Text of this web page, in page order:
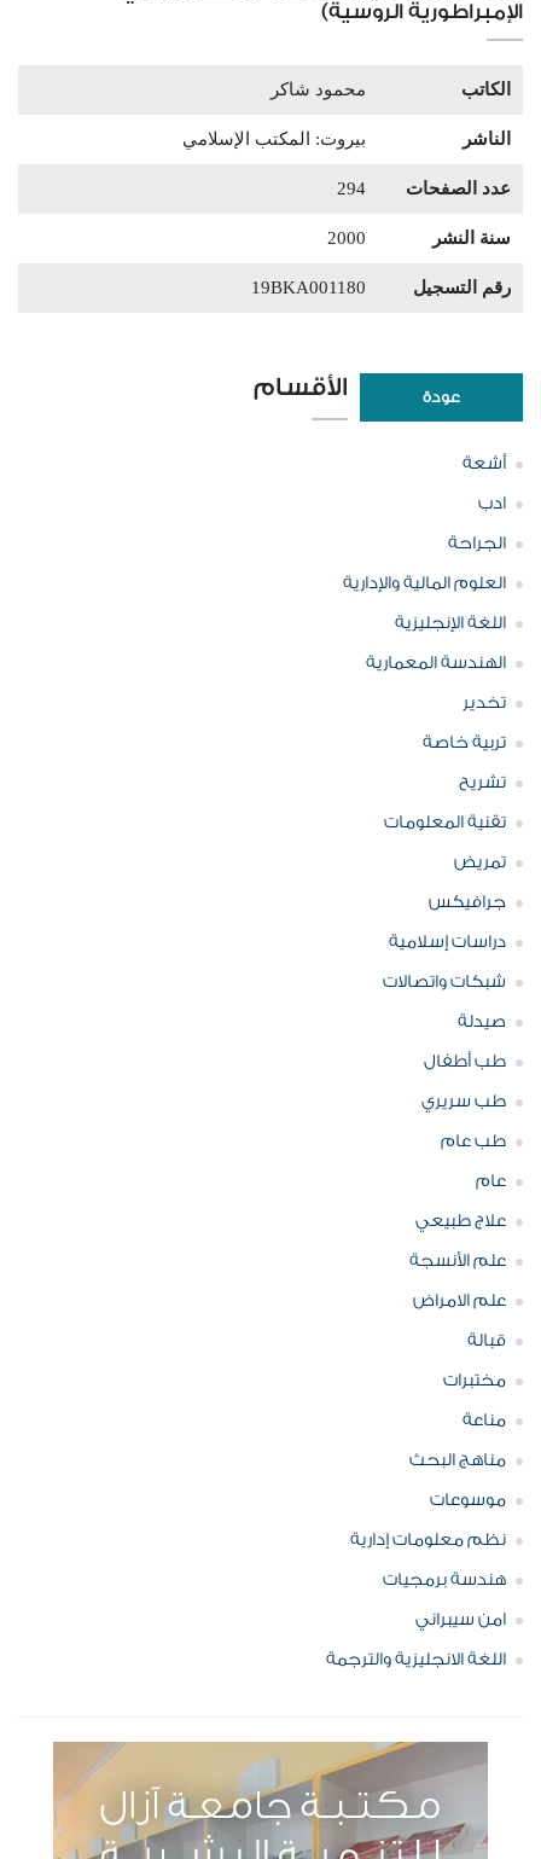
الإمبراطورية الروسية)
الكاتب محمود شاكر
الناشر بيروت: المكتب الإسلامي
عدد الصفحات 294
سنة النشر 2000
رقم التسجيل 19BKA001180
عودة الأقسام
أشعة
ادب
الجراحة
العلوم المالية والإدارية
اللغة الإنجليزية
الهندسة المعمارية
تخدير
تربية خاصة
تشريح
تقنية المعلومات
تمريض
جرافيكس
دراسات إسلامية
شبكات واتصالات
صيدلة
طب أطفال
طب سريري
طب عام
عام
علاج طبيعي
علم الأنسجة
علم الامراض
قبالة
مختبرات
مناعة
مناهج البحث
موسوعات
نظم معلومات إدارية
هندسة برمجيات
امن سيبراني
اللغة الانجليزية والترجمة